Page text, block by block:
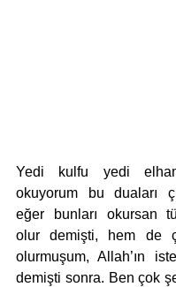
Yedi kulfu yedi
okuyorum bu duaları
eğer bunları okursan
olur demişti, hem de
olurmuşum, Allah’ın
demişti sonra. Ben çok